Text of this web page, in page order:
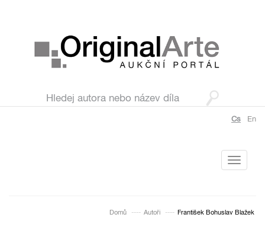
Cs En
Toggle
Domů Autoři František Bohuslav Blažek